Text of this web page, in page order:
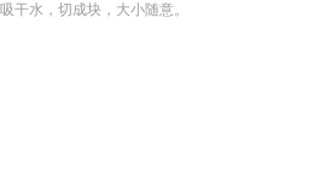
干水，切成块，大小随意。